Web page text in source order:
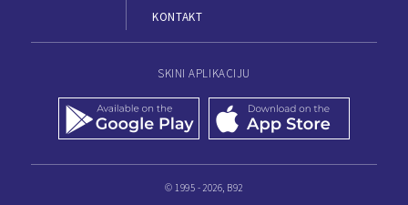
KONTAKT
SKINI APLIKACIJU
© 1995 - 2026, B92